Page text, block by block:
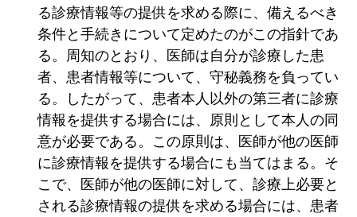
る診療情報等の提供を求める際に、備えるべき
条件と手続きについて定めたのがこの指針であ
る。周知のとおり、医師は自分が診療した患
者、患者情報等について、守秘義務を負ってい
る。したがって、患者本人以外の第三者に診療
情報を提供する場合には、原則として本人の同
意が必要である。この原則は、医師が他の医師
に診療情報を提供する場合にも当てはまる。そ
こで、医師が他の医師に対して、診療上必要と
される診療情報の提供を求める場合には、患者